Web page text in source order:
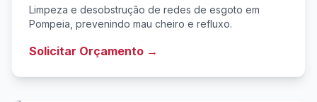
Limpeza e desobstrução de redes de esgoto em
Pompeia, prevenindo mau cheiro e refluxo.
Solicitar Orçamento →